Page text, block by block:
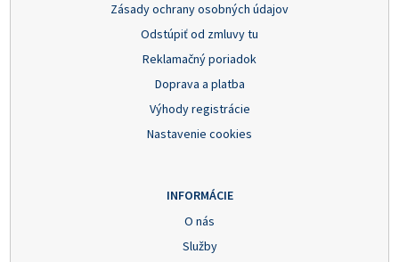
Zásady ochrany osobných údajov
Odstúpiť od zmluvy tu
Reklamačný poriadok
Doprava a platba
Výhody registrácie
Nastavenie cookies
INFORMÁCIE
O nás
Služby